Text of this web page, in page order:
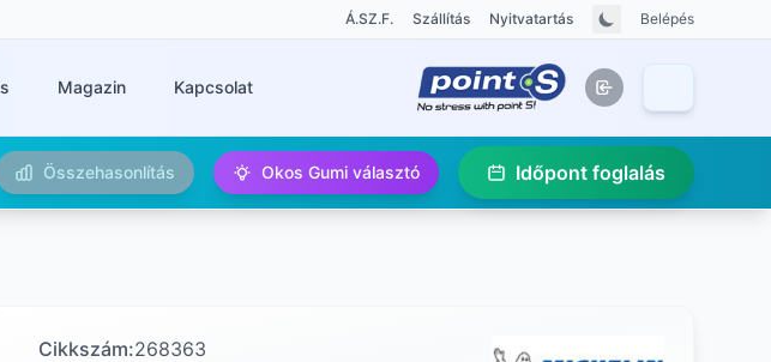
Á.SZ.F. Szállítás Nyitvatartás Belépés
Magazin Kapcsolat
Összehasonlítás Okos Gumi választó Időpont foglalás
Cikkszám:268363